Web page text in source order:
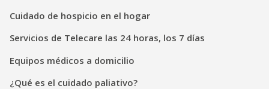
Cuidado de hospicio en el hogar
Servicios de Telecare las 24 horas, los 7 días
Equipos médicos a domicilio
¿Qué es el cuidado paliativo?